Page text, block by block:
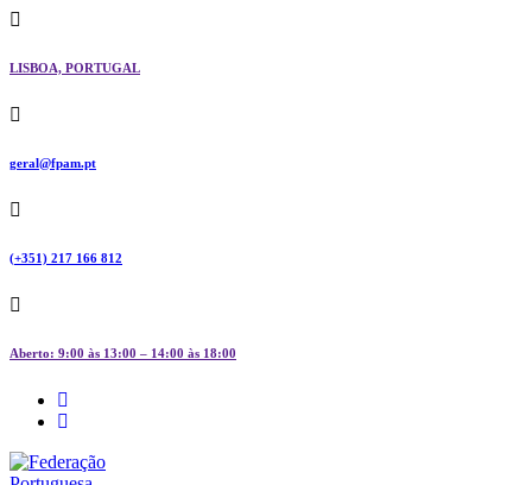
Skip
content
LISBOA, PORTUGAL
geral@fpam.pt
(+351) 217 166 812
Aberto: 9:00 às 13:00 – 14:00 às 18:00